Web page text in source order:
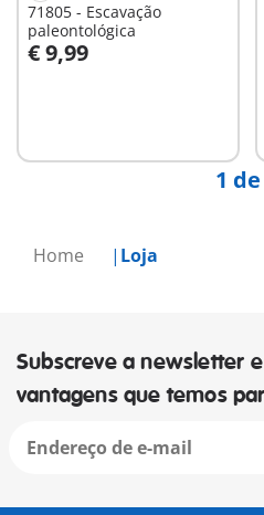
Home Loja
71805 - Escavação
paleontológica
€ 9,99
Ao carrinho
1 de
Subscreve a newsletter
vantagens que temos